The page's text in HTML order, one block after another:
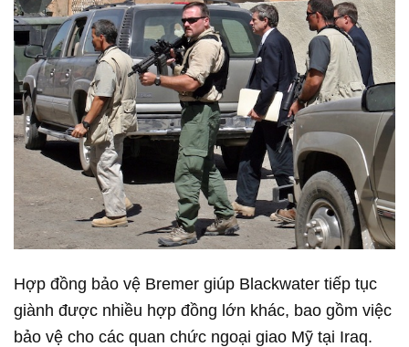
Hợp đồng bảo vệ Bremer giúp Blackwater tiếp tục
giành được nhiều hợp đồng lớn khác, bao gồm việc
bảo vệ cho các quan chức ngoại giao Mỹ tại Iraq.